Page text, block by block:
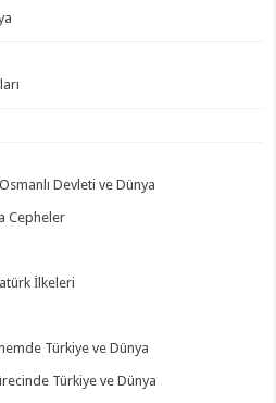
Devleti ve Dünya
Cepheler
İlkeleri
Türkiye ve Dünya
Türkiye ve Dünya